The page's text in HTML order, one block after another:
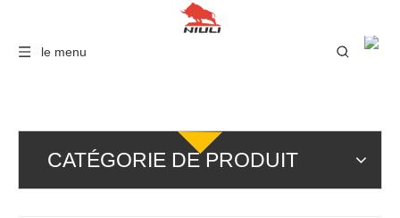
le menu
CATÉGORIE DE PRODUIT